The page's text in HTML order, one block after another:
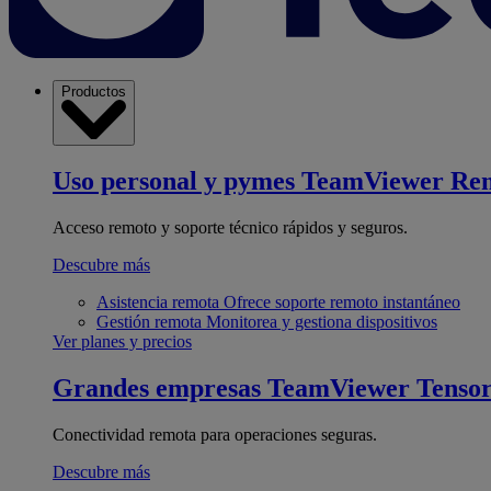
Productos
Uso personal y pymes TeamViewer
Acceso remoto y soporte técnico rápidos y seguros.
Descubre más
Asistencia remota Ofrece soporte remoto instantáneo
Gestión remota Monitorea y gestiona dispositivos
Ver planes y precios
Grandes empresas TeamViewer Tensor
Conectividad remota para operaciones seguras.
Descubre más